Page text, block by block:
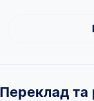
Переклад та